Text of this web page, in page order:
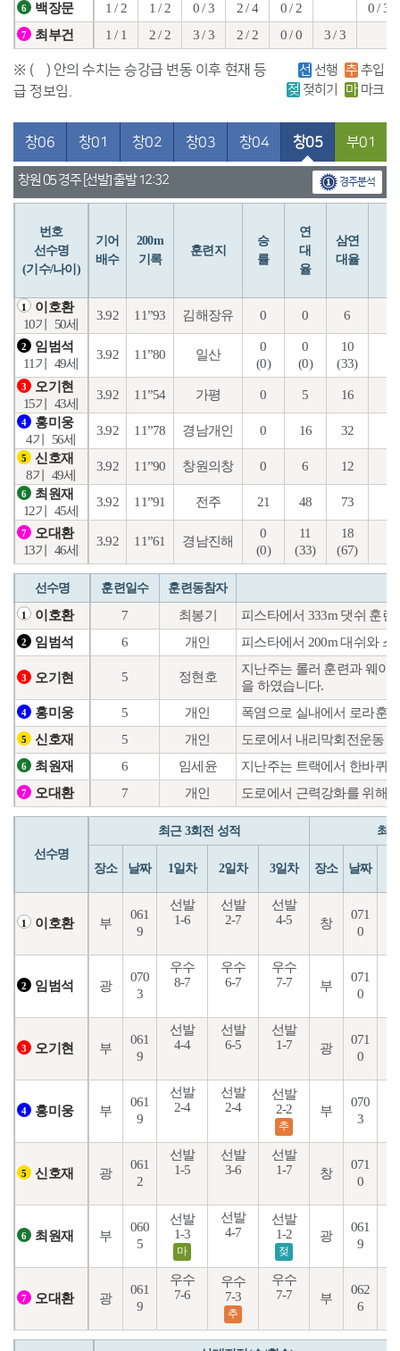
6 백장문 1 / 2 1 / 2 0 / 3 2 / 4 0 / 2 0 / 3
7 최부건 1 / 1 2 / 2 3 / 3 2 / 2 0 / 0 3 / 3
※ ( ) 안의 수치는 승강급 변동 이후 현재 등
급 정보임.
선 선행 추 추입
젖 젖히기 마 마크
창06 창01 창02 창03 창04 창05 부01
창원 05 경주 [선발] 출발 12:32 경주분석
번호
선수명
(기수/나이)
기어
배수
200m
기록
훈련지
승
률
연
대
율
삼연
대율
1
이호환
10기
50세
3.92 11”93 김해장유 0 0 6
2
임범석
11기
49세
3.92 11”80 일산
0
(0)
0
(0)
10
(33)
3
오기현
15기
43세
3.92 11”54 가평 0 5 16
4
홍미웅
4기
56세
3.92 11”78 경남개인 0 16 32
5
신호재
8기
49세
3.92 11”90 창원의창 0 6 12
6
최원재
12기
45세
3.92 11”91 전주 21 48 73
7
오대환
13기
46세
3.92 11”61 경남진해
0
(0)
11
(33)
18
(67)
선수명 훈련일수 훈련동참자
1 이호환 7 최봉기 피스타에서 333m 댓쉬 훈
2 임범석 6 개인 피스타에서 200m 대쉬와
3 오기현 5 정현호
지난주는 롤러 훈련과 웨이
을 하였습니다.
4 홍미웅 5 개인 폭염으로 실내에서 로라훈
5 신호재 5 개인 도로에서 내리막회전운동
6 최원재 6 임세윤 지난주는 트랙에서 한바퀴
7 오대환 7 개인 도로에서 근력강화를 위해
선수명
최근 3회전 성적 최
장소 날짜 1일차 2일차 3일차 장소 날짜
1 이호환 부
061
9
선발
1-6
선발
2-7
선발
4-5
창
071
0
2 임범석 광
070
3
우수
8-7
우수
6-7
우수
7-7
부
071
0
3 오기현 부
061
9
선발
4-4
선발
6-5
선발
1-7
광
071
0
4 홍미웅 부
061
9
선발
2-4
선발
2-4
선발
2-2
추
부
070
3
5 신호재 광
061
2
선발
1-5
선발
3-6
선발
1-7
창
071
0
6 최원재 부
060
5
선발
1-3
마
선발
4-7
선발
1-2
젖
광
061
9
7 오대환 광
061
9
우수
7-6
우수
7-3
추
우수
7-7
부
062
6